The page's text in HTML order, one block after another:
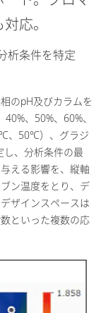
応。
析条件を特定
のpH及びカラムを
、50%、60%、
、50℃）、グラジ
し、分析条件の最
える影響を、縦軸
ン温度をとり、デ
ザインスペースは
といった複数の応